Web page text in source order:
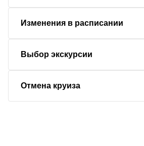
Изменения в расписании
Выбор экскурсии
Отмена круиза